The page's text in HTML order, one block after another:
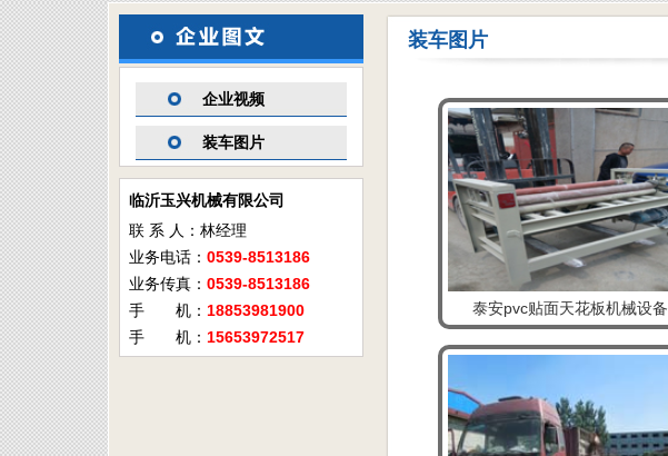
企业视频
装车图片
临沂玉兴机械有限公司
联 系 人：林经理
业务电话： 0539-8513186
业务传真： 0539-8513186
手 机： 18853981900
手 机： 15653972517
装车图片
泰安pvc贴面天花板机械设备